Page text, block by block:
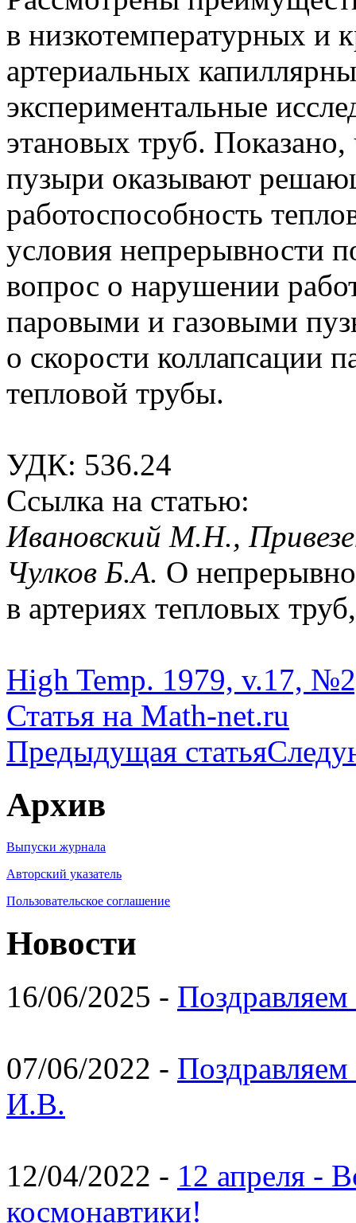
в низкотемпературных и
артериальных
экспериментальные
этановых труб.
пузыри оказывают
работоспособность
условия непрерывности
вопрос о нарушении
паровыми и газовыми
о скорости коллапсации
тепловой трубы.
УДК: 536.24
Ссылка на статью:
Ивановский М.Н.,
Чулков Б.А. О
в артериях тепловых
High Temp. 1979, v.17,
Статья на Math-net.ru
Предыдущая статья
Архив
Выпуски журнала
Авторский указатель
Пользовательское соглашение
Новости
16/06/2025 -
07/06/2022 -
И.В.
12/04/2022 - 12 апреля -
космонавтики!